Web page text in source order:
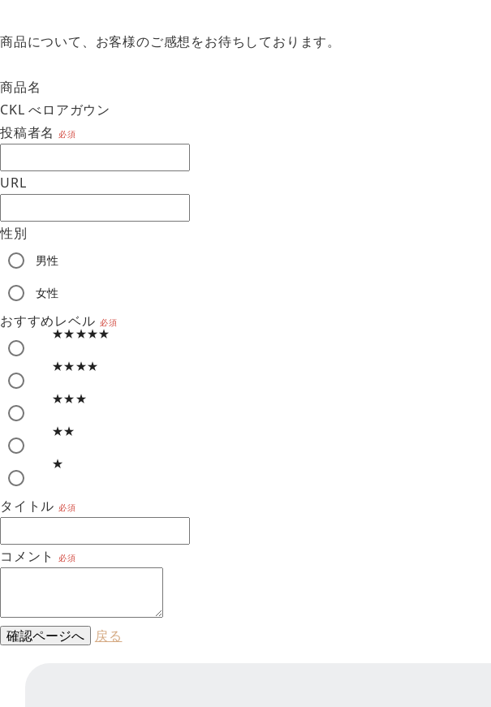
商品について、お客様のご感想をお待ちしております。
商品名
CKL べロアガウン
投稿者名
必須
URL
性別
男性
女性
おすすめレベル 必須
★★★★★
★★★★
★★★
★★
★
タイトル 必須
コメント 必須
確認ページへ 戻る